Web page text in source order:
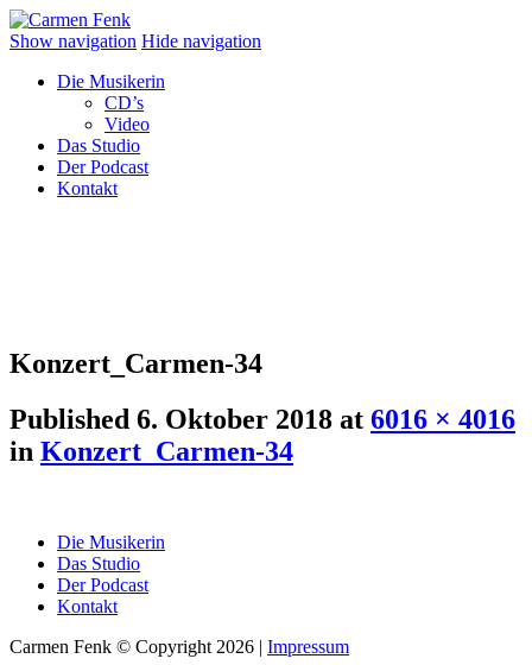
Show navigation Hide navigation
Die Musikerin
CD’s
Video
Das Studio
Der Podcast
Kontakt
Konzert_Carmen-34
Published 6. Oktober 2018 at 6016 × 4016
in Konzert_Carmen-34
Die Musikerin
Das Studio
Der Podcast
Kontakt
Carmen Fenk © Copyright 2026 | Impressum